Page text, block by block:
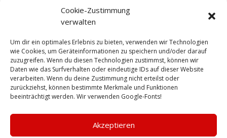
Cookie-Zustimmung
verwalten
Um dir ein optimales Erlebnis zu bieten, verwenden wir Technologien
wie Cookies, um Geräteinformationen zu speichern und/oder darauf
zuzugreifen. Wenn du diesen Technologien zustimmst, können wir
Daten wie das Surfverhalten oder eindeutige IDs auf dieser Website
verarbeiten. Wenn du deine Zustimmung nicht erteilst oder
zurückziehst, können bestimmte Merkmale und Funktionen
beeinträchtigt werden. Wir verwenden Google-Fonts!
Akzeptieren
Name
Max Recker
Geschäftsführer